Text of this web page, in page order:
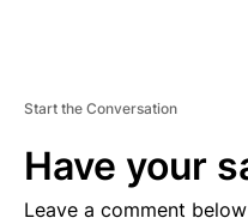
Start the Conversation
Have your
Leave a comment